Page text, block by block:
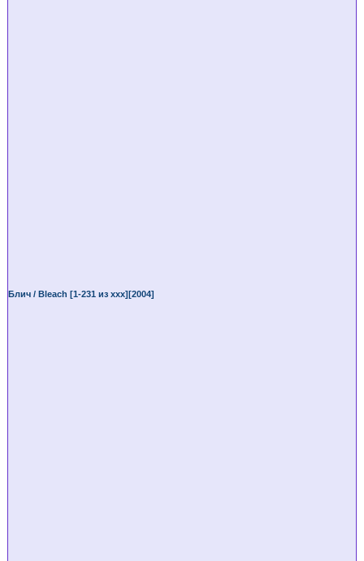
Блич / Bleach [1-231 из ххх][2004]